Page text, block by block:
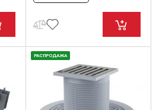
РАСПРОДАЖА